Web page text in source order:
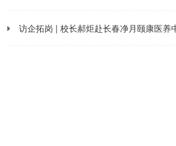
访企拓岗 | 校长郝炬赴长春净月颐康医养